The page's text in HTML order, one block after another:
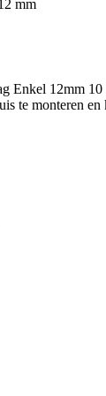
mm
Enkel 12mm
te monteren